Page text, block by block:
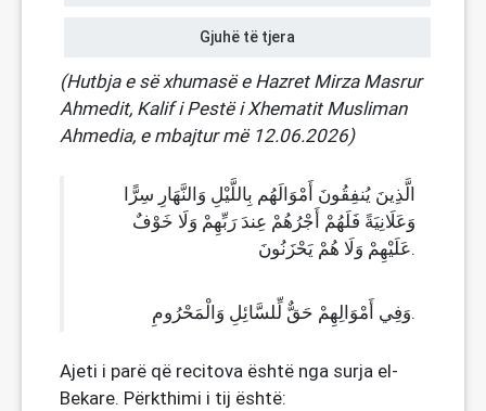
Gjuhë të tjera
(Hutbja e së xhumasë e Hazret Mirza Masrur
Ahmedit, Kalif i Pestë i Xhematit Musliman
Ahmedia, e mbajtur më 12.06.2026)
الَّذِينَ يُنفِقُونَ أَمْوَالَهُم بِاللَّيْلِ وَالنَّهَارِ سِرًّا
وَعَلَانِيَةً فَلَهُمْ أَجْرُهُمْ عِندَ رَبِّهِمْ وَلَا خَوْفٌ
عَلَيْهِمْ وَلَا هُمْ يَحْزَنُونَ.
وَفِي أَمْوَالِهِمْ حَقٌّ لِّلسَّائِلِ وَالْمَحْرُومِ.
Ajeti i parë që recitova është nga surja el-
Bekare. Përkthimi i tij është: